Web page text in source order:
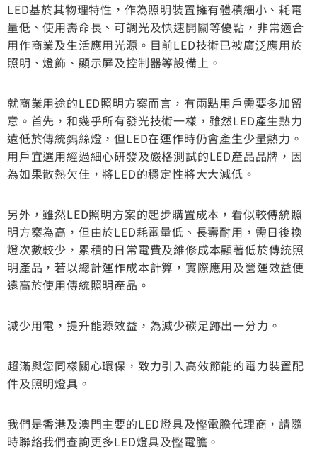
LED基於其物理特性，作為照明裝置擁有體積細小、耗電
量低、使用壽命長、可調光及快速開關等優點，非常適合
用作商業及生活應用光源。目前LED技術已被廣泛應用於
照明、燈飾、顯示屏及控制器等設備上。
就商業用途的LED照明方案而言，有兩點用戶需要多加留
意。首先，和幾乎所有發光技術一樣，雖然LED產生熱力
遠低於傳統鎢絲燈，但LED在運作時仍會產生少量熱力。
用戶宜選用經過細心研發及嚴格測試的LED產品品牌，因
為如果散熱欠佳，將LED的穩定性將大大減低。
另外，雖然LED照明方案的起步購置成本，看似較傳統照
明方案為高，但由於LED耗電量低、長壽耐用，需日後換
燈次數較少，累積的日常電費及維修成本顯著低於傳統照
明產品，若以總計運作成本計算，實際應用及營運效益便
遠高於使用傳統照明產品。
減少用電，提升能源效益，為減少碳足跡出一分力。
超滿與您同樣關心環保，致力引入高效節能的電力裝置配
件及照明燈具。
我們是香港及澳門主要的LED燈具及慳電膽代理商，請隨
時聯絡我們查詢更多LED燈具及慳電膽。